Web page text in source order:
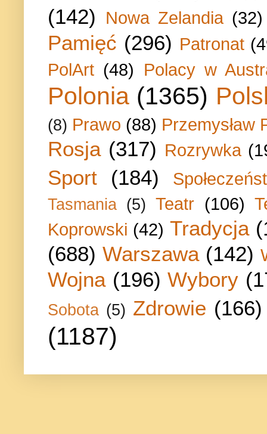
(142) Nowa Zelandia (32)
Pamięć (296) Patronat
PolArt (48) Polacy w
Polonia (1365)
(8) Prawo (88) Przemysław
Rosja (317) Rozrywka
Sport (184)
Tasmania (5) Teatr (106)
Koprowski (42) Tradycja
(688) Warszawa (142)
Wojna (196) Wybory
Sobota (5) Zdrowie (166)
(1187)